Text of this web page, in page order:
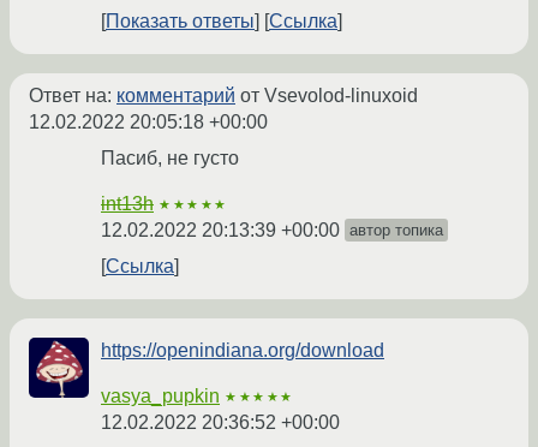
Показать ответы Ссылка
Ответ на: комментарий от Vsevolod-linuxoid
12.02.2022 20:05:18 +00:00
Пасиб, не густо
int13h ★★★★★
12.02.2022 20:13:39 +00:00 автор топика
Ссылка
https://openindiana.org/download
vasya_pupkin ★★★★★
12.02.2022 20:36:52 +00:00